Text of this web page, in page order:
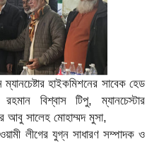
হাইকমিশনের সাবেক হেড
বিশ্বাস টিপু, ম্যানচেস্টার
আবু সালেহ মোহাম্মদ মুসা,
লীগের যুগ্ন সাধারণ সম্পাদক ও